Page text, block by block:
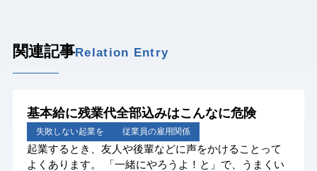
関連記事Relation Entry
基本給に残業代全部込みはこんなに危険
起業するとき、友人や後輩などに声をかけることって
よくあります。 「一緒にやろうよ！と」で、うまくい
失敗しない起業を 従業員の雇用関係